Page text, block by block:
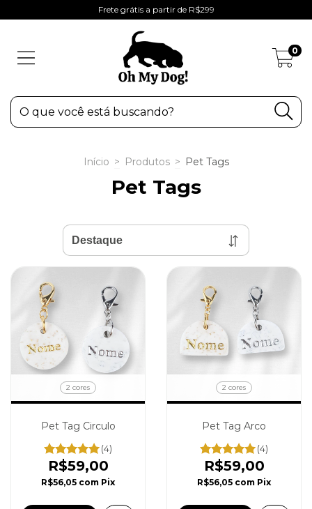
Frete grátis a partir de R$299
0
Início > Produtos > Pet Tags
Pet Tags
2 cores
Pet Tag Circulo
(4)
R$59,00
R$56,05 com Pix
2 cores
Pet Tag Arco
(4)
R$59,00
R$56,05 com Pix